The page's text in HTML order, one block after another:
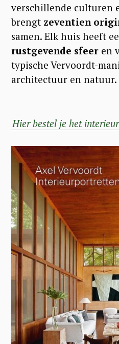
verschillende culturen
brengt zeventien
samen. Elk huis heeft
rustgevende sfeer en
typische Vervoordt-
architectuur en natuur.
Hier bestel je het